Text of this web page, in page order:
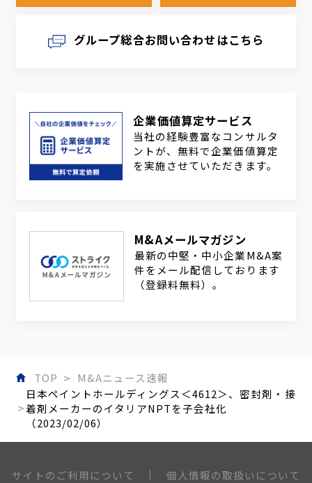
グループ総合お問い合わせはこちら
企業価値算定サービス
当社の経験豊富なコンサルタ
ントが、無料で企業価値算定
を実施させていただきます。
M&Aメールマガジン
最新の中堅・中小企業M&A案
件をメール配信しております
（登録料無料）。
TOP
M&Aニュース速報
日本ペイントホールディングス＜4612＞、密封剤・接
着剤メーカーのイタリアNPTを子会社化
（2023/02/06）
サイトのご利用について 個人情報の取扱いについて